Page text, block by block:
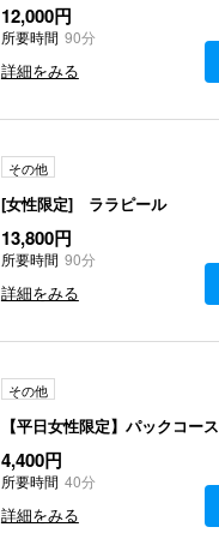
12,000円
所要時間 90分
詳細をみる
その他
[女性限定] ララピール
13,800円
所要時間 90分
詳細をみる
その他
【平日女性限定】パックコース
4,400円
所要時間 40分
詳細をみる